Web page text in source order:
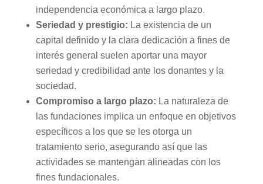
independencia económica a largo plazo.
Seriedad y prestigio: La existencia de un
capital definido y la clara dedicación a fines de
interés general suelen aportar una mayor
seriedad y credibilidad ante los donantes y la
sociedad.
Compromiso a largo plazo: La naturaleza de
las fundaciones implica un enfoque en objetivos
específicos a los que se les otorga un
tratamiento serio, asegurando así que las
actividades se mantengan alineadas con los
fines fundacionales.